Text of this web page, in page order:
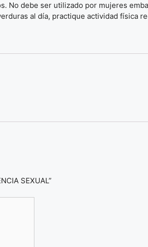
No debe ser utilizado por mujeres
al día, practique actividad física
SEXUAL”